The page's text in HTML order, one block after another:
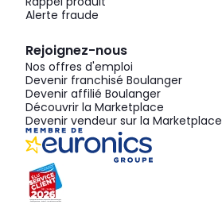
Alerte fraude
Rejoignez-nous
Nos offres d'emploi
Devenir franchisé Boulanger
Devenir affilié Boulanger
Découvrir la Marketplace
Devenir vendeur sur la Marketplace